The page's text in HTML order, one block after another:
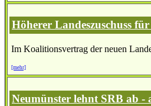
Höherer Landeszuschuss
Im Koalitionsvertrag der neuen
[mehr]
Neumünster lehnt SRB ab -